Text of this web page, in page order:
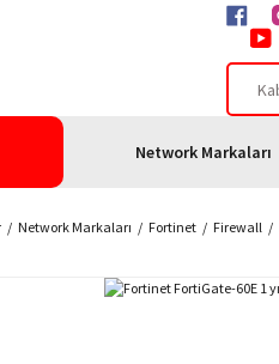
Network Markaları
Network Markaları Fortinet Firewall